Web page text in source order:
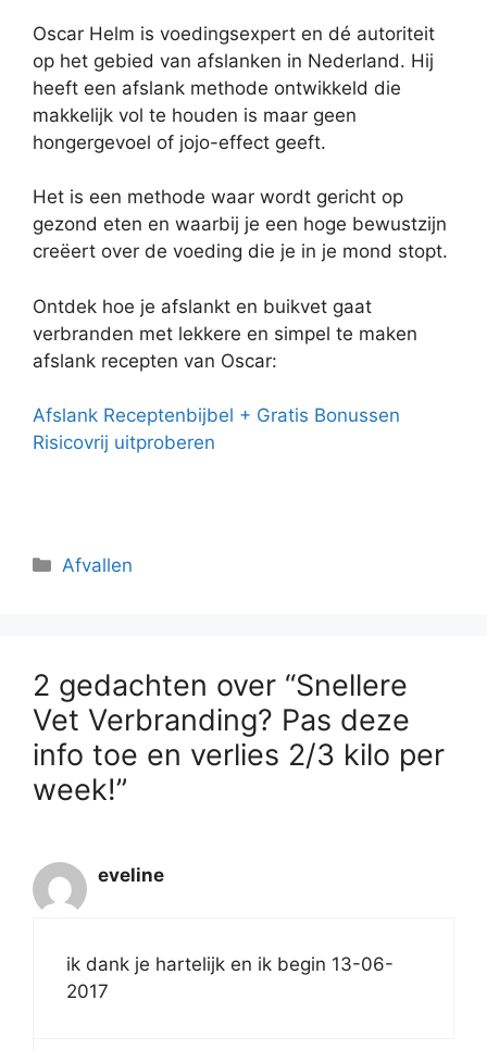
Oscar Helm is voedingsexpert en dé autoriteit
op het gebied van afslanken in Nederland. Hij
heeft een afslank methode ontwikkeld die
makkelijk vol te houden is maar geen
hongergevoel of jojo-effect geeft.
Het is een methode waar wordt gericht op
gezond eten en waarbij je een hoge bewustzijn
creëert over de voeding die je in je mond stopt.
Ontdek hoe je afslankt en buikvet gaat
verbranden met lekkere en simpel te maken
afslank recepten van Oscar:
Afslank Receptenbijbel + Gratis Bonussen
Risicovrij uitproberen
Categorieën
Afvallen
2 gedachten over “Snellere
Vet Verbranding? Pas deze
info toe en verlies 2/3 kilo per
week!”
eveline
ik dank je hartelijk en ik begin 13-06-
2017